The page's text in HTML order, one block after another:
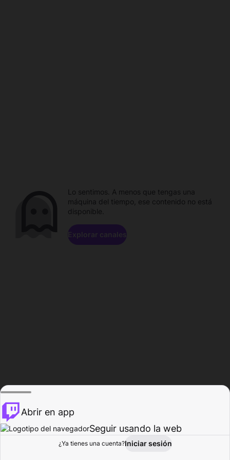
Explorar Actividad
Lo sentimos. A menos que tengas una
máquina del tiempo, ese contenido no está
disponible.
Explorar canales
Abrir en app
Seguir usando la web
¿Ya tienes una cuenta?Iniciar sesión